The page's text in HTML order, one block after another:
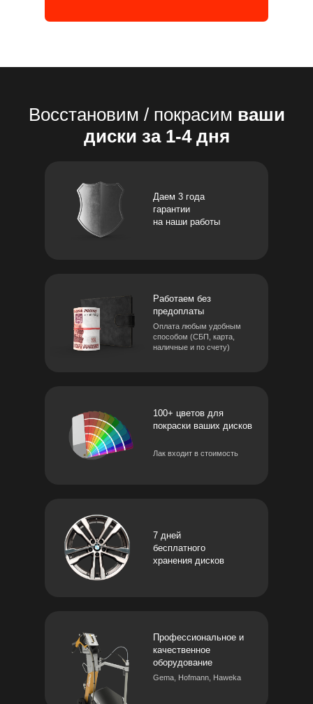
Даем 3 года
гарантии
на наши работы
Работаем без
предоплаты
100+ цветов для
покраски ваших дисков
7 дней
бесплатного
хранения дисков
Профессиональное и
качественное
оборудование
Оплата любым удобным
способом (СБП, карта,
наличные и по счету)
Лак входит в стоимость
Gema, Hofmann, Haweka
Восстановим / покрасим ваши
диски за 1-4 дня